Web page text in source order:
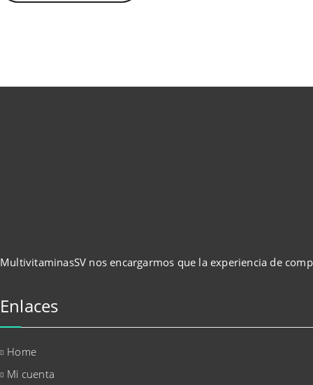
MultivitaminasSV nos encargarmos que la experiencia de
Enlaces
Home
Mi cuenta